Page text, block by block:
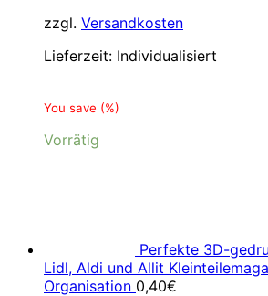
zzgl. Versandkosten
Lieferzeit: Individualisiert
You save (%)
Vorrätig
Perfekte 3D-
Lidl, Aldi und Allit
Organisation 0,40€